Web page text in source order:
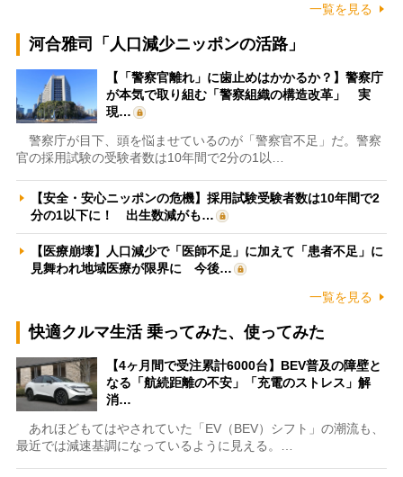
一覧を見る
河合雅司「人口減少ニッポンの活路」
【「警察官離れ」に歯止めはかかるか？】警察庁
が本気で取り組む「警察組織の構造改革」 実
現…
警察庁が目下、頭を悩ませているのが「警察官不足」だ。警察
官の採用試験の受験者数は10年間で2分の1以…
【安全・安心ニッポンの危機】採用試験受験者数は10年間で2
分の1以下に！ 出生数減がも…
【医療崩壊】人口減少で「医師不足」に加えて「患者不足」に
見舞われ地域医療が限界に 今後…
一覧を見る
快適クルマ生活 乗ってみた、使ってみた
【4ヶ月間で受注累計6000台】BEV普及の障壁と
なる「航続距離の不安」「充電のストレス」解
消…
あれほどもてはやされていた「EV（BEV）シフト」の潮流も、
最近では減速基調になっているように見える。…